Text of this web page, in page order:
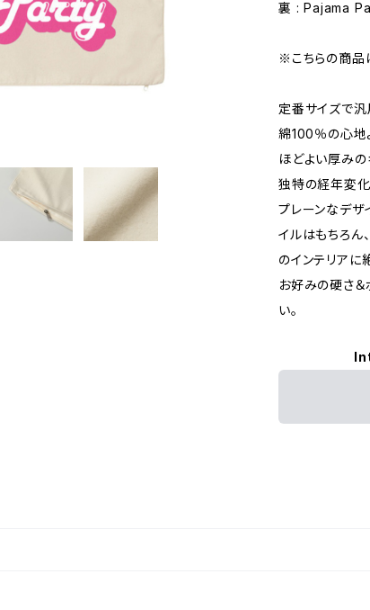
裏 : Pajama
※こちらの商品
定番サイズで汎
綿100％の心地
ほどよい厚みの
独特の経年変化
プレーンなデザ
イルはもちろん
のインテリアに
お好みの硬さ
い。